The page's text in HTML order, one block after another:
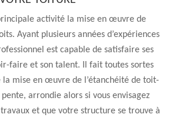
activité la mise en œuvre de
Ayant plusieurs années d’expériences
est capable de satisfaire ses
faire et son talent. Il fait toutes sortes
la mise en œuvre de l’étanchéité de toit-
arrondie alors si vous envisagez
et que votre structure se trouve à